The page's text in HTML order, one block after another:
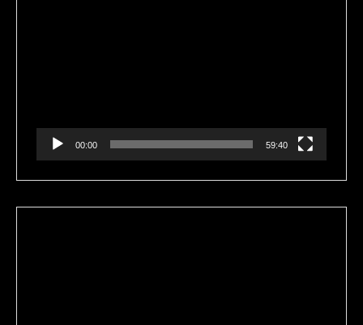
00:00 59:40